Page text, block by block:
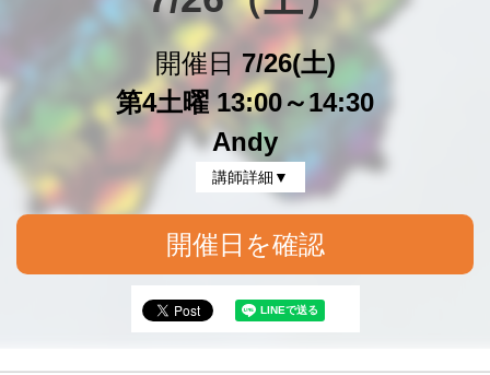
開催日 7/26(土)
第4土曜 13:00～14:30
Andy
講師詳細▼
開催日を確認